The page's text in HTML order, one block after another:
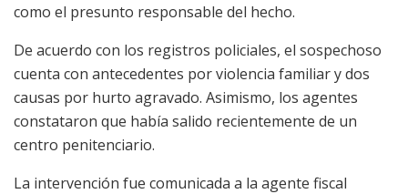
como el presunto responsable del hecho.
De acuerdo con los registros policiales, el sospechoso
cuenta con antecedentes por violencia familiar y dos
causas por hurto agravado. Asimismo, los agentes
constataron que había salido recientemente de un
centro penitenciario.
La intervención fue comunicada a la agente fiscal